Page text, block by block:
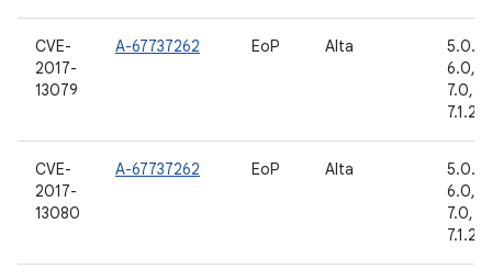
CVE-
2017-
13079
A-67737262 EoP Alta
5.0.2,
6.0,
7.0,
7.1.2,
CVE-
2017-
13080
A-67737262 EoP Alta
5.0.2,
6.0,
7.0,
7.1.2,